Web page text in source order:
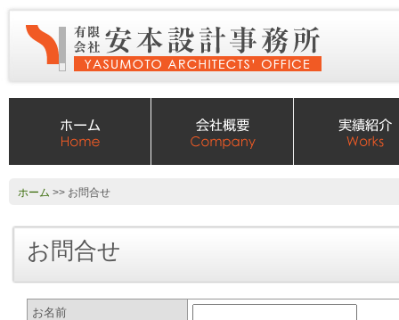
ホーム >> お問合せ
お問合せ
お名前